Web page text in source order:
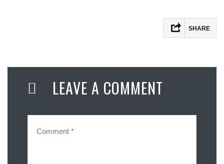
SHARE
LEAVE A COMMENT